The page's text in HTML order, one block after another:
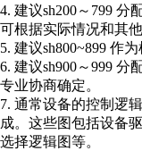
4. 建议sh200～799
可根据实际情况和其
5. 建议sh800~899 作
6. 建议sh900～999
专业协商确定。
7. 通常设备的控制逻
成。这些图包括设备
选择逻辑图等。